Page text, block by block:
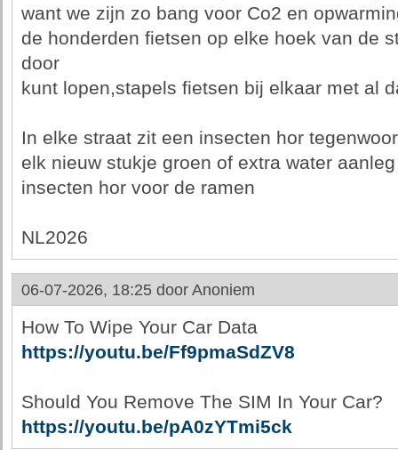
want we zijn zo bang voor Co2 en
de honderden fietsen op elke hoek van de
door
kunt lopen,stapels fietsen bij elkaar met al
In elke straat zit een insecten hor
elk nieuw stukje groen of extra water
insecten hor voor de ramen
NL2026
06-07-2026, 18:25 door Anoniem
How To Wipe Your Car Data
https://youtu.be/Ff9pmaSdZV8
Should You Remove The SIM In Your Car?
https://youtu.be/pA0zYTmi5ck